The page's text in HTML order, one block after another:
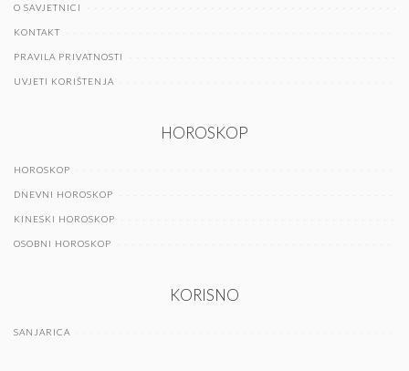
O SAVJETNICI
KONTAKT
PRAVILA PRIVATNOSTI
UVJETI KORIŠTENJA
HOROSKOP
HOROSKOP
DNEVNI HOROSKOP
KINESKI HOROSKOP
OSOBNI HOROSKOP
KORISNO
SANJARICA